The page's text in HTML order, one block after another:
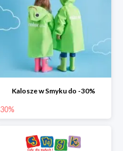
Kalosze w Smyku do -30%
30%